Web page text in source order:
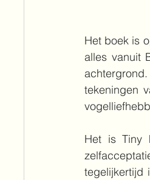
Het boek is
alles vanuit
tekeningen
Het is Tiny
tegelijkertijd